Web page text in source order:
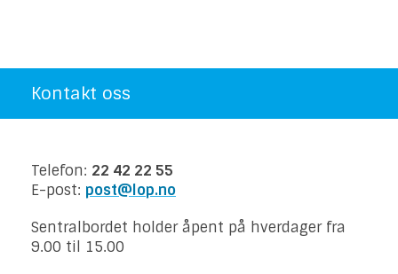
Kontakt oss
Telefon: 22 42 22 55
E-post: post@lop.no
Sentralbordet holder åpent på hverdager fra
9.00 til 15.00